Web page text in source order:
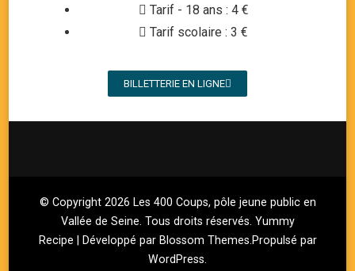
Tarif - 18 ans : 4 €
Tarif scolaire : 3 €
BILLETTERIE EN LIGNE
© Copyright 2026 Les 400 Coups, pôle jeune public en
Vallée de Seine . Tous droits réservés. Yummy
Recipe | Développé par Blossom Themes .Propulsé par
WordPress